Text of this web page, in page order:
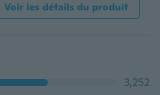
Voir les détails du produit
3,252